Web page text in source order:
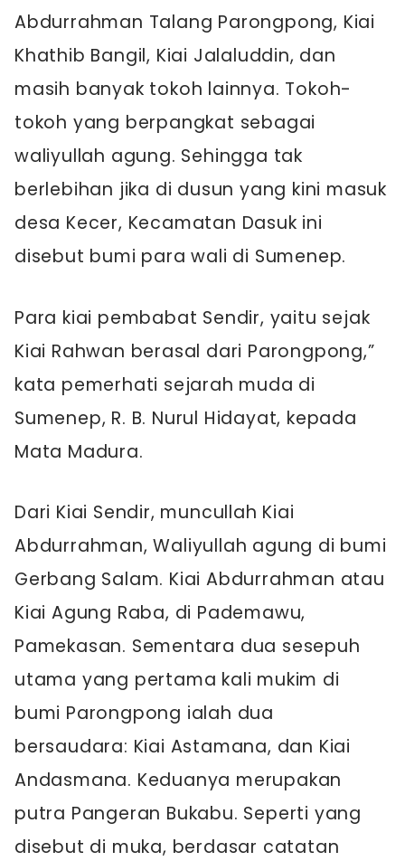
Abdurrahman Talang Parongpong, Kiai
Khathib Bangil, Kiai Jalaluddin, dan
masih banyak tokoh lainnya. Tokoh-
tokoh yang berpangkat sebagai
waliyullah agung. Sehingga tak
berlebihan jika di dusun yang kini masuk
desa Kecer, Kecamatan Dasuk ini
disebut bumi para wali di Sumenep.
Para kiai pembabat Sendir, yaitu sejak
Kiai Rahwan berasal dari Parongpong,”
kata pemerhati sejarah muda di
Sumenep, R. B. Nurul Hidayat, kepada
Mata Madura.
Dari Kiai Sendir, muncullah Kiai
Abdurrahman, Waliyullah agung di bumi
Gerbang Salam. Kiai Abdurrahman atau
Kiai Agung Raba, di Pademawu,
Pamekasan. Sementara dua sesepuh
utama yang pertama kali mukim di
bumi Parongpong ialah dua
bersaudara: Kiai Astamana, dan Kiai
Andasmana. Keduanya merupakan
putra Pangeran Bukabu. Seperti yang
disebut di muka, berdasar catatan